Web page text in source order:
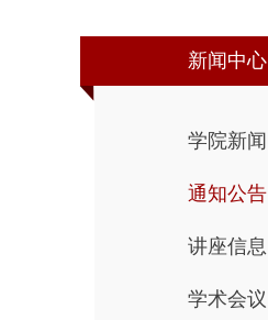
新闻中心
学院新闻
通知公告
讲座信息
学术会议